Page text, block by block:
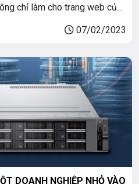
chỉ làm cho trang web của
hơn. Trong bài […]07/02/2023
DOANH NGHIỆP NHỎ VÀO